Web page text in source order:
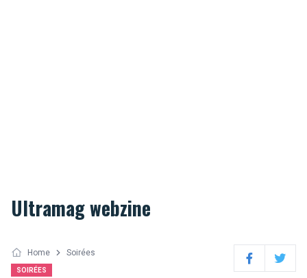
Ultramag webzine
Home Soirées
SOIRÉES FacebookTwitter